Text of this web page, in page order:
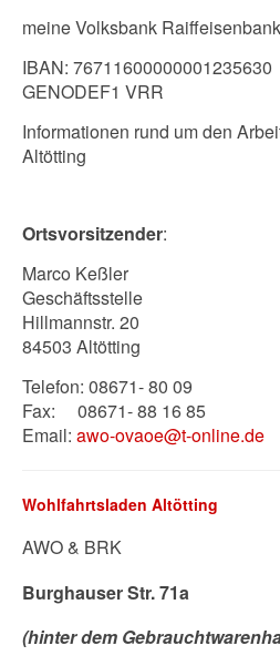
meine Volksbank
IBAN:
GENODEF1 VRR
Informationen rund um den
Altötting
Ortsvorsitzender:
Marco Keßler
Geschäftsstelle
Hillmannstr. 20
84503 Altötting
Telefon: 08671- 80 09
Fax: 08671- 88 16 85
Email: awo-ovaoe@t-online.de
Wohlfahrtsladen Altötting
AWO & BRK
Burghauser Str. 71a
(hinter dem